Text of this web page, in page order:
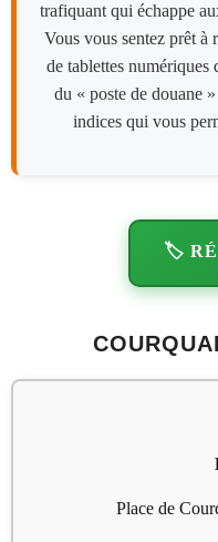
trafiquant qui échappe
Vous vous sentez prêt à
de tablettes numériques
du « poste de douane
indices qui vous
🏷️
Place de